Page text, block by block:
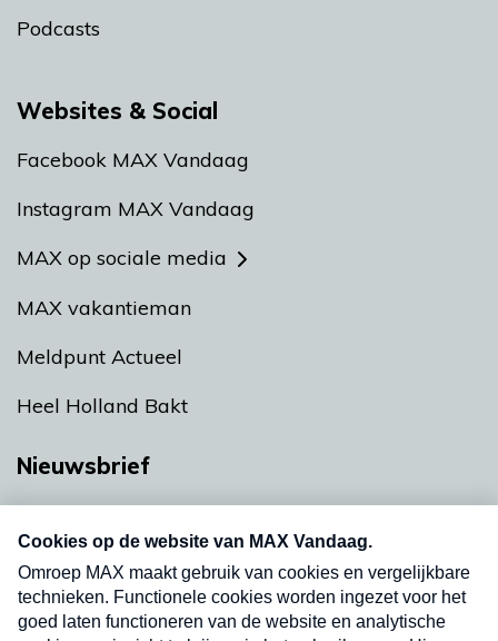
Podcasts
Websites & Social
Facebook MAX Vandaag
Instagram MAX Vandaag
MAX op sociale media
MAX vakantieman
Meldpunt Actueel
Heel Holland Bakt
Nieuwsbrief
nieuwsbrief. Elke vrijdag- en dinsdagochtend in
uw mailbox.
Verzend